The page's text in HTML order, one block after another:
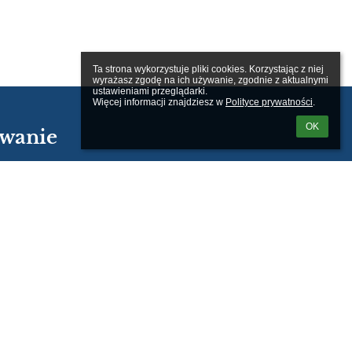
Ta strona wykorzystuje pliki cookies. Korzystając z niej
wyrażasz zgodę na ich używanie, zgodnie z aktualnymi
ustawieniami przeglądarki.
Więcej informacji znajdziesz w Polityce prywatności.
OK